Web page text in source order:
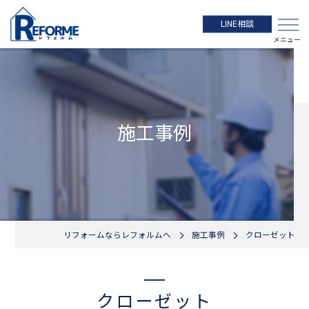
LINE相談
施工事例
リフォームならレフォルムへ 施工事例 クローゼット
クローゼット